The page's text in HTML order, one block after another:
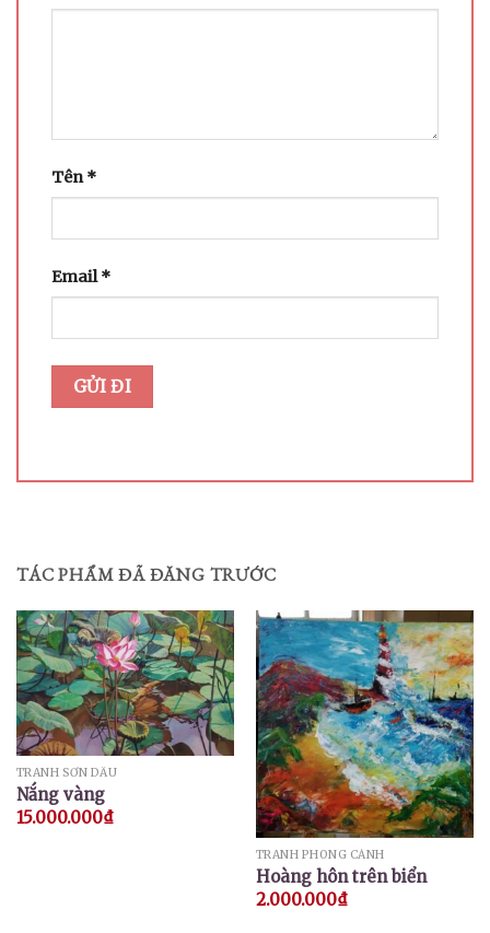
Tên*
Email*
TÁC PHẨM ĐÃ ĐĂNG TRƯỚC
TRANH SƠN DẦU
Nắng vàng
15.000.000₫
TRANH PHONG CẢNH
Hoàng hôn trên biển
2.000.000₫